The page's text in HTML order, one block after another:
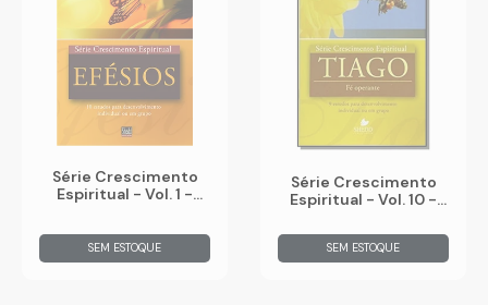
Série Crescimento
Espiritual - Vol. 1 -
Desenvolvimento
Individual Ou Em Gr
SEM ESTOQUE
Série Crescimento
Espiritual - Vol. 10 -
Desenvolvimento
Individual Ou Em Grup
SEM ESTOQUE